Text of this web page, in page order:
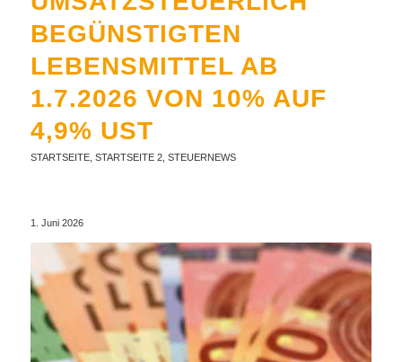
BEGÜNSTIGTEN
LEBENSMITTEL AB
1.7.2026 VON 10% AUF
4,9% UST
STARTSEITE, STARTSEITE 2, STEUERNEWS
1. Juni 2026